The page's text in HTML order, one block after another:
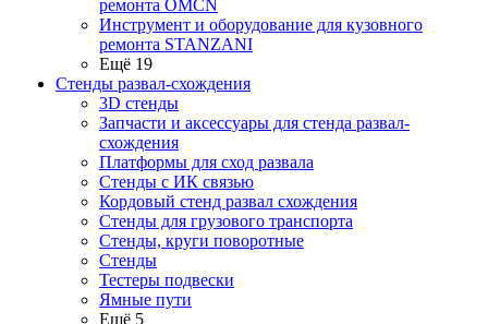
ремонта OMCN
Инструмент и оборудование для кузовного
ремонта STANZANI
Ещё 19
Стенды развал-схождения
3D стенды
Запчасти и аксессуары для стенда развал-
схождения
Платформы для сход развала
Стенды с ИК связью
Кордовый стенд развал схождения
Стенды для грузового транспорта
Стенды, круги поворотные
Стенды
Тестеры подвески
Ямные пути
Ещё 5